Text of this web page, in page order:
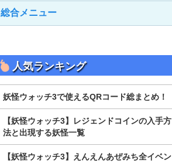
総合メニュー
人気ランキング
妖怪ウォッチ3で使えるQRコード総まとめ！
【妖怪ウォッチ3】レジェンドコインの入手方
法と出現する妖怪一覧
【妖怪ウォッチ3】えんえんあぜみち全イベン